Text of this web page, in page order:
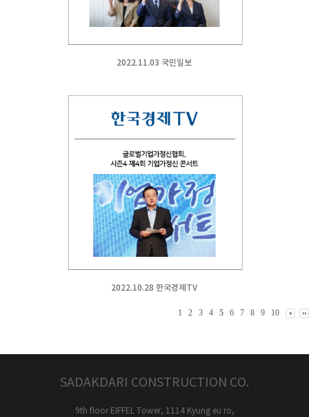
2022.11.03 국민일보
2022.10.28 한국경제TV
1 2 3 4 5 6 7 8 9 10
SADAKDARI CONSTRUCTION CO.
9th floor EIFFEL Tower, 1114 Kyung eu ro,